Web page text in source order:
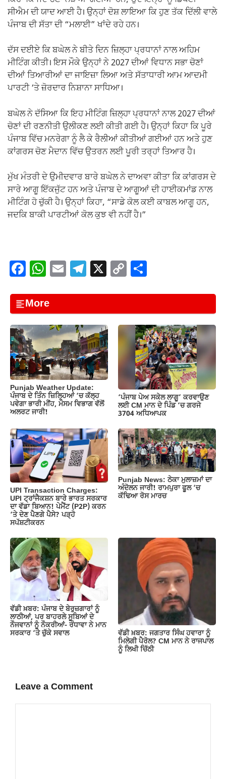
ਸੀਐਮ ਦੀ ਯਾਦ ਆਈ ਹੈ। ਉਨ੍ਹਾਂ ਦੋਸ਼ ਲਾਇਆ ਕਿ ਹੁਣ ਤੱਕ ਦਿੱਲੀ ਵਾਲੇ
ਪੰਜਾਬ ਦੀ ਸੱਤਾ ਦੀ “ਮਲਾਈ” ਖਾਂਦੇ ਰਹੇ ਹਨ।
ਦੱਸ ਦਈਏ ਕਿ ਬਘੇਲ ਨੇ ਬੀਤੇ ਦਿਨ ਜ਼ਿਲ੍ਹਾ ਪ੍ਰਧਾਨਾਂ ਨਾਲ ਅਹਿਮ
ਮੀਟਿੰਗ ਕੀਤੀ। ਇਸ ਮੌਕੇ ਉਨ੍ਹਾਂ ਨੇ 2027 ਦੀਆਂ ਵਿਧਾਨ ਸਭਾ ਚੋਣਾਂ
ਦੀਆਂ ਤਿਆਰੀਆਂ ਦਾ ਜਾਇਜ਼ਾ ਲਿਆ ਅਤੇ ਸੱਤਾਧਾਰੀ ਆਮ ਆਦਮੀ
ਪਾਰਟੀ ‘ਤੇ ਜ਼ੋਰਦਾਰ ਨਿਸ਼ਾਨਾ ਸਾਧਿਆ।
ਬਘੇਲ ਨੇ ਦੱਸਿਆ ਕਿ ਇਹ ਮੀਟਿੰਗ ਜ਼ਿਲ੍ਹਾ ਪ੍ਰਧਾਨਾਂ ਨਾਲ 2027 ਦੀਆਂ
ਚੋਣਾਂ ਦੀ ਰਣਨੀਤੀ ਉਲੀਕਣ ਲਈ ਕੀਤੀ ਗਈ ਹੈ। ਉਨ੍ਹਾਂ ਕਿਹਾ ਕਿ ਪੂਰੇ
ਪੰਜਾਬ ਵਿੱਚ ਮਨਰੇਗਾ ਨੂੰ ਲੈ ਕੇ ਰੈਲੀਆਂ ਕੀਤੀਆਂ ਗਈਆਂ ਹਨ ਅਤੇ ਹੁਣ
ਕਾਂਗਰਸ ਚੋਣ ਮੈਦਾਨ ਵਿੱਚ ਉਤਰਨ ਲਈ ਪੂਰੀ ਤਰ੍ਹਾਂ ਤਿਆਰ ਹੈ।
ਮੁੱਖ ਮੰਤਰੀ ਦੇ ਉਮੀਦਵਾਰ ਬਾਰੇ ਬਘੇਲ ਨੇ ਦਾਅਵਾ ਕੀਤਾ ਕਿ ਕਾਂਗਰਸ ਦੇ
ਸਾਰੇ ਆਗੂ ਇੱਕਜੁੱਟ ਹਨ ਅਤੇ ਪੰਜਾਬ ਦੇ ਆਗੂਆਂ ਦੀ ਹਾਈਕਮਾਂਡ ਨਾਲ
ਮੀਟਿੰਗ ਹੋ ਚੁੱਕੀ ਹੈ। ਉਨ੍ਹਾਂ ਕਿਹਾ, “ਸਾਡੇ ਕੋਲ ਕਈ ਕਾਬਲ ਆਗੂ ਹਨ,
ਜਦਕਿ ਬਾਕੀ ਪਾਰਟੀਆਂ ਕੋਲ ਕੁਝ ਵੀ ਨਹੀਂ ਹੈ।”
F
c
e
b
o
o
k
W
at
s
A
p
p
E
ail
T
e
gr
a
m
X C
p
y
Li
n
k
ar
e
More
Punjab Weather Update:
ਪੰਜਾਬ ਦੇ ਤਿੰਨ ਜ਼‍ਿਲ੍ਹਿਆਂ ‘ਚ ਕੱਲ੍ਹ
ਪਵੇਗਾ ਭਾਰੀ ਮੀਂਹ, ਮੌਸਮ ਵਿਭਾਗ ਵੱਲੋਂ
ਅਲਰਟ ਜਾਰੀ!
‘ਪੰਜਾਬ ਪੇਅ ਸਕੇਲ ਲਾਗੂ’ ਕਰਵਾਉਣ
ਲਈ CM ਮਾਨ ਦੇ ਪਿੰਡ ‘ਚ ਗਰਜੇ
3704 ਅਧਿਆਪਕ
UPI Transaction Charges:
UPI ਟ੍ਰਾਂਜੈਕਸ਼ਨ ਬਾਰੇ ਭਾਰਤ ਸਰਕਾਰ
ਦਾ ਵੱਡਾ ਬਿਆਨ! ਪੇਮੈਂਟ (P2P) ਕਰਨ
‘ਤੇ ਦੇਣ ਪੈਣਗੇ ਪੈਸੇ? ਪੜ੍ਹੋ
ਸਪੱਸ਼ਟੀਕਰਨ
Punjab News: ਠੇਕਾ ਮੁਲਾਜ਼ਮਾਂ ਦਾ
ਅੰਦੋਲਨ ਜਾਰੀ! ਰਾਮਪੁਰਾ ਫੂਲ ‘ਚ
ਕੱਢਿਆ ਰੋਸ ਮਾਰਚ
ਵੱਡੀ ਖ਼ਬਰ: ਪੰਜਾਬ ਦੇ ਬੇਰੁਜ਼ਗਾਰਾਂ ਨੂੰ
ਲਾਠੀਆਂ, ਪਰ ਬਾਹਰਲੇ ਸੂਬਿਆਂ ਦੇ
ਨੌਜਵਾਨਾਂ ਨੂੰ ਨੌਕਰੀਆਂ- ਰੰਧਾਵਾ ਨੇ ਮਾਨ
ਸਰਕਾਰ ‘ਤੇ ਚੁੱਕੇ ਸਵਾਲ
ਵੱਡੀ ਖ਼ਬਰ: ਜਗਤਾਰ ਸਿੰਘ ਹਵਾਰਾ ਨੂੰ
ਮਿਲੇਗੀ ਪੈਰੋਲ? CM ਮਾਨ ਨੇ ਰਾਜਪਾਲ
ਨੂੰ ਲਿਖੀ ਚਿੱਠੀ
Leave a Comment